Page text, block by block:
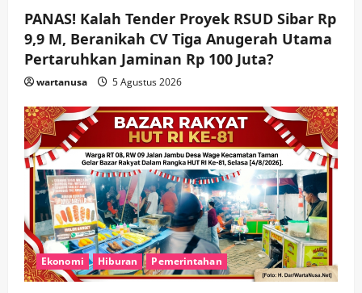
PANAS! Kalah Tender Proyek RSUD Sibar Rp
9,9 M, Beranikah CV Tiga Anugerah Utama
Pertaruhkan Jaminan Rp 100 Juta?
wartanusa 5 Agustus 2026
Ekonomi Hiburan Pemerintahan